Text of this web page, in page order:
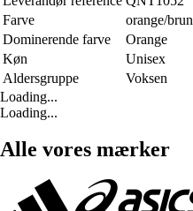
Farve
orange/brun
Dominerende farve
Orange
Køn
Unisex
Aldersgruppe
Voksen
Loading...
Loading...
Alle vores mærker